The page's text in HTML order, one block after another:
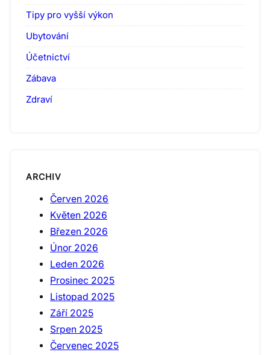
Tipy pro vyšší výkon
Ubytování
Účetnictví
Zábava
Zdraví
ARCHIV
Červen 2026
Květen 2026
Březen 2026
Únor 2026
Leden 2026
Prosinec 2025
Listopad 2025
Září 2025
Srpen 2025
Červenec 2025